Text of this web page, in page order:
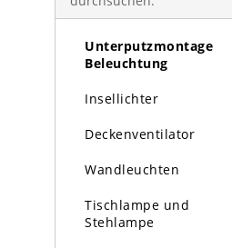
Pendelleuchte
Unterputzmontage
Beleuchtung
Insellichter
Deckenventilator
Wandleuchten
Tischlampe und
Stehlampe